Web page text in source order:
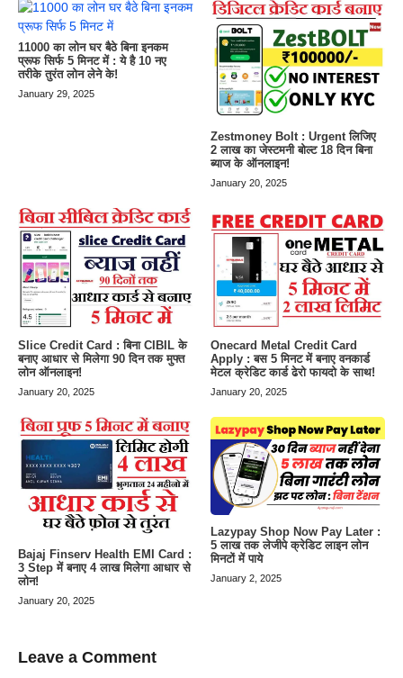
11000 का लोन घर बैठे बिना इनकम
प्रूफ सिर्फ 5 मिनट में : ये है 10 नए
तरीके तुरंत लोन लेने के!
January 29, 2025
Zestmoney Bolt : Urgent लिजिए
2 लाख का जेस्टमनी बोल्ट 18 दिन बिना
ब्याज के ऑनलाइन!
January 20, 2025
Slice Credit Card : बिना CIBIL के
बनाए आधार से मिलेगा 90 दिन तक मुफ्त
लोन ऑनलाइन!
January 20, 2025
Onecard Metal Credit Card
Apply : बस 5 मिनट में बनाए वनकार्ड
मेटल क्रेडिट कार्ड ढेरो फायदो के साथ!
January 20, 2025
Bajaj Finserv Health EMI Card :
3 Step में बनाए 4 लाख मिलेगा आधार से
लोन!
January 20, 2025
Lazypay Shop Now Pay Later :
5 लाख तक लेजीपे क्रेडिट लाइन लोन
मिनटों में पाये
January 2, 2025
Leave a Comment